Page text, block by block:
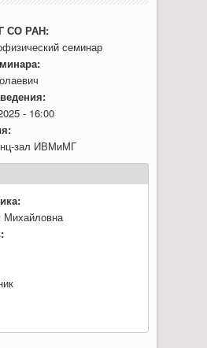
СО РАН:
семинар
- 16:00
зал ИВМиМГ
Михайловна